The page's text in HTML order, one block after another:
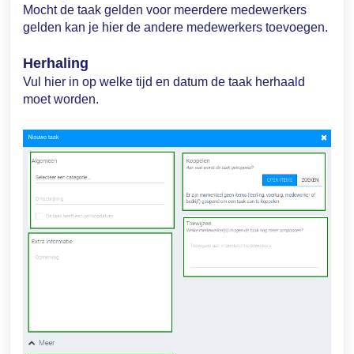
Mocht de taak gelden voor meerdere medewerkers
gelden kan je hier de andere medewerkers toevoegen.
Herhaling
Vul hier in op welke tijd en datum de taak herhaald
moet worden.